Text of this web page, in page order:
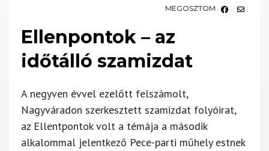
MEGOSZTOM
Ellenpontok – az
időtálló szamizdat
A negyven évvel ezelőtt felszámolt,
Nagyváradon szerkesztett szamizdat folyóirat,
az Ellentpontok volt a témája a második
alkalommal jelentkező Pece-parti műhely estnek